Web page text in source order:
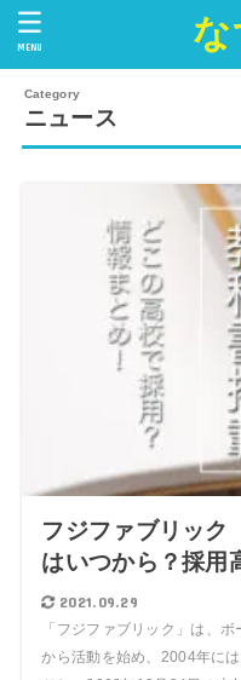
な
MENU
ニュース
フジファブリック
はいつから？採用
2021.09.29
「フジファブリック」は、
から活動を始め、2004年に